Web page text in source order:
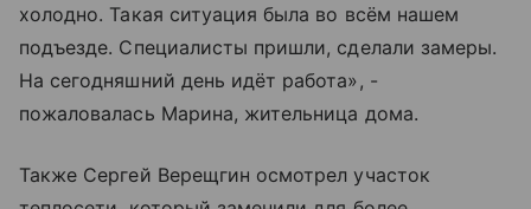
холодно. Такая ситуация была во всём нашем
подъезде. Специалисты пришли, сделали замеры.
На сегодняшний день идёт работа», -​
пожаловалась Марина, жительница дома.
Также Сергей Верещгин осмотрел участок